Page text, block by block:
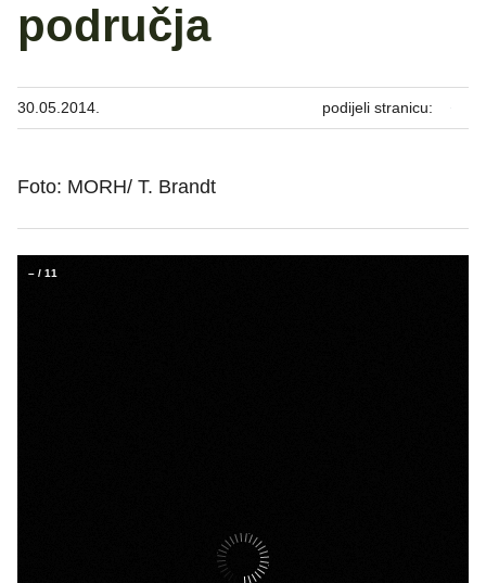
područja
30.05.2014. podijeli stranicu:
Foto: MORH/ T. Brandt
– / 11